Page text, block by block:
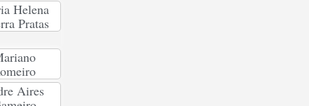
Helena
Pratas
Aires